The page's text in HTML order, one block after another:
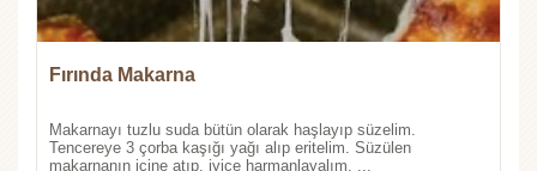
Fırında Makarna
Makarnayı tuzlu suda bütün olarak haşlayıp süzelim.
Tencereye 3 çorba kaşığı yağı alıp eritelim. Süzülen
makarnanın içine atıp, iyice harmanlayalım. ...